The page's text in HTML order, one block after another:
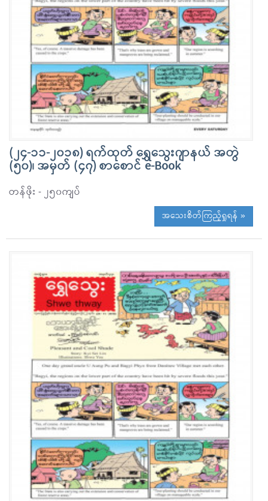
(၂၄-၁၁-၂၀၁၈) ရက်ထုတ် ရွှေသွေးဂျာနယ် အတွဲ
(၅၀)၊ အမှတ် (၄၇) စာစောင် e-Book
တန်ဖိုး - ၂၅၀ကျပ်
အသေးစိတ်ကြည့်ရှုရန် »